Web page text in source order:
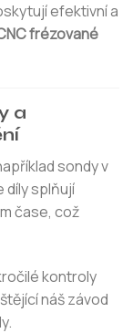
efektivní a
frézované
a
sondy v
díly splňují
čase, což
kontroly
náš závod